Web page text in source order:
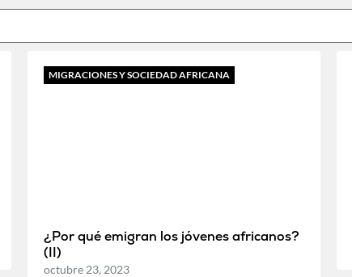
MIGRACIONES Y SOCIEDAD AFRICANA
¿Por qué emigran los jóvenes africanos?
(II)
octubre 23, 2023